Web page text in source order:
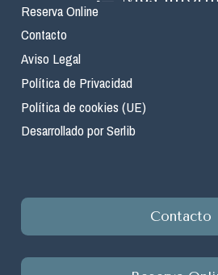
Reserva Online
Contacto
Aviso Legal
Política de Privacidad
Política de cookies (UE)
Desarrollado por Serlib
Contacto